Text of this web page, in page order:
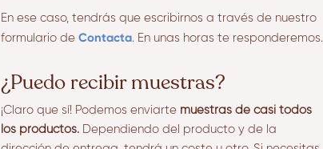
En ese caso, tendrás que escribirnos a través de nuestro
formulario de Contacta. En unas horas te responderemos.
¿Puedo recibir muestras?
¡Claro que sí! Podemos enviarte muestras de casi todos
los productos.Dependiendo del producto y de la